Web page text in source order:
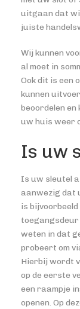
uitgaan dat
juiste
Wij kunnen
al moet in
Ook dit is een
kunnen
beoordelen en
uw huis weer
Is uw
Is uw sleutel
aanwezig dat
is
toegangsdeur
weten in dat
probeert om
Hierbij wordt
op de eerste
een raampje
openen. Op